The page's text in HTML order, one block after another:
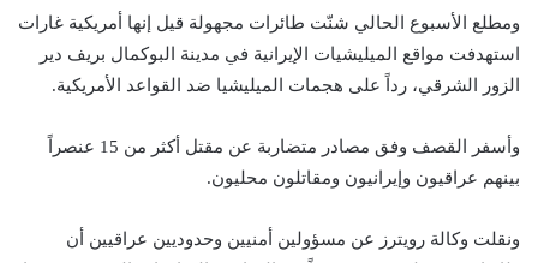
ومطلع الأسبوع الحالي شنّت طائرات مجهولة قيل إنها أمريكية غارات
استهدفت مواقع الميليشيات الإيرانية في مدينة البوكمال بريف دير
الزور الشرقي، رداً على هجمات الميليشيا ضد القواعد الأمريكية.
وأسفر القصف وفق مصادر متضاربة عن مقتل أكثر من 15 عنصراً
بينهم عراقيون وإيرانيون ومقاتلون محليون.
ونقلت وكالة رويترز عن مسؤولين أمنيين وحدوديين عراقيين أن